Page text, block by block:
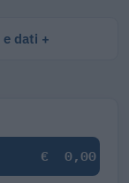
dati
€ 0,00